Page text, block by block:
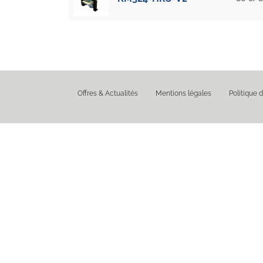
Offres & Actualités Mentions légales Politique